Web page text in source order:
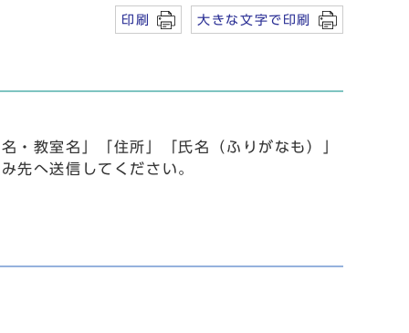
印刷 大きな文字で印刷
・教室名」「住所」「氏名（ふりがなも）」
先へ送信してください。